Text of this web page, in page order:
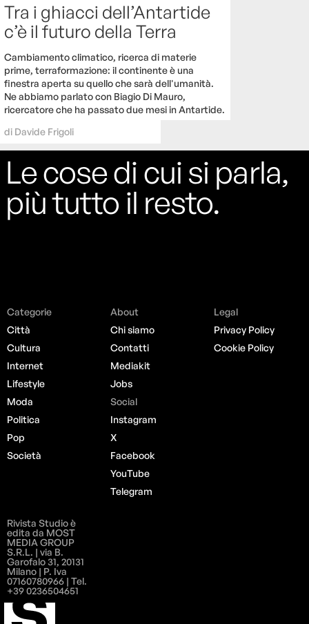
Tra i ghiacci dell’Antartide
c’è il futuro della Terra
Cambiamento climatico, ricerca di materie
prime, terraformazione: il continente è una
finestra aperta su quello che sarà dell'umanità.
Ne abbiamo parlato con Biagio Di Mauro,
ricercatore che ha passato due mesi in Antartide.
di Davide Frigoli
Le cose di cui si parla,
più tutto il resto.
Categorie
Città
Cultura
Internet
Lifestyle
Moda
Politica
Pop
Società
About
Chi siamo
Contatti
Mediakit
Jobs
Social
Instagram
X
Facebook
YouTube
Telegram
Legal
Privacy Policy
Cookie Policy
Rivista Studio è
edita da MOST
MEDIA GROUP
S.R.L. | via B.
Garofalo 31, 20131
Milano | P. Iva
07160780966 | Tel.
+39 0236504651